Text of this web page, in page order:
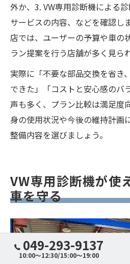
外か、3. VW専用診断機による
サービスの内容、などを確認し
店では、ユーザーの予算や車の
ラン提案を行う店舗が多く見ら
実際に「不要な部品交換を省き
できた」「コストと安心感のバ
声も多く、プラン比較は満足度
身の使用状況や今後の維持計画
整備内容を選びましょう。
VW専用診断機が使
車を守る
049-293-9137
10:00～12:30/15:00～19:00